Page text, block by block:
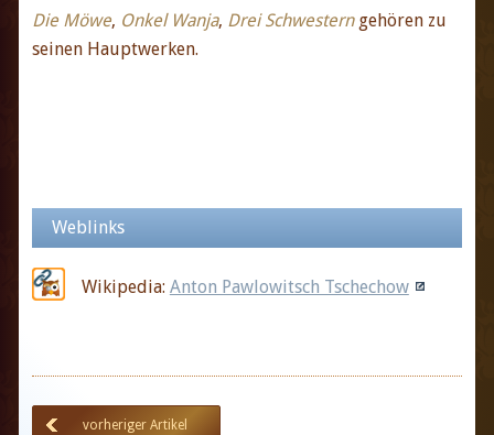
Die Möwe, Onkel Wanja, Drei Schwesterngehören zu
seinen Hauptwerken.
Weblinks
Wikipedia: Anton Pawlowitsch Tschechow
vorheriger Artikel